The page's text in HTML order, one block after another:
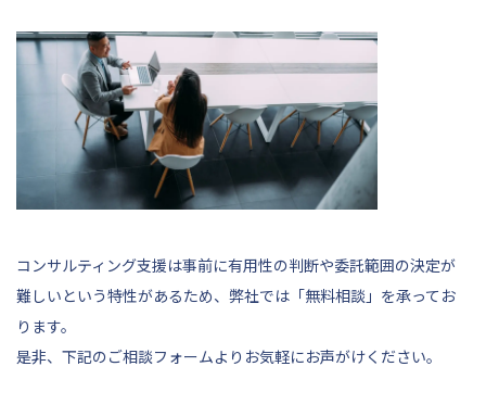
コンサルティング支援は事前に有用性の判断や委託範囲の決定が
難しいという特性があるため、弊社では「無料相談」を承ってお
ります。
是非、 下記のご相談フォームよりお気軽にお声がけください。